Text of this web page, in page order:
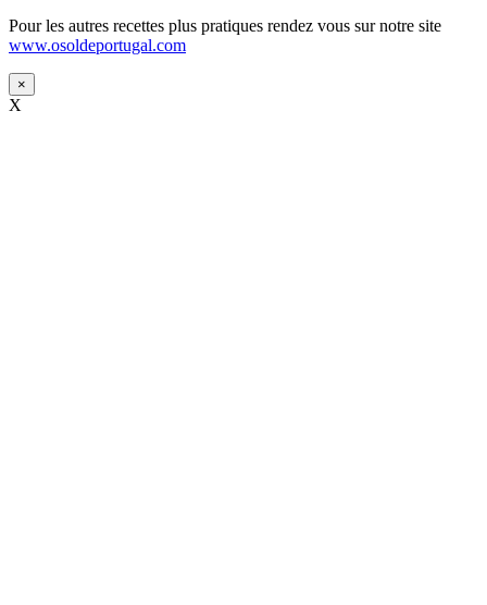
Pour les autres recettes plus pratiques rendez vous sur notre site
www.osoldeportugal.com
×
X